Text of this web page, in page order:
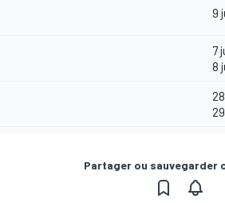
9
7
8
Partager ou sauvegarder